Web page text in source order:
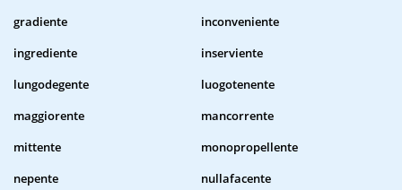
gradiente
inconveniente
ingrediente
inserviente
lungodegente
luogotenente
maggiorente
mancorrente
mittente
monopropellente
nepente
nullafacente